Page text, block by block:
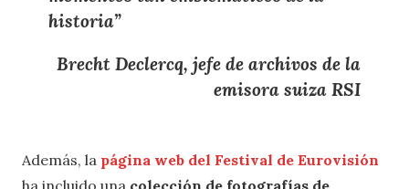
historia”
Brecht Declercq, jefe de archivos de la
emisora suiza RSI
Además, la página web del Festival de Eurovisión
ha incluido una colección de fotografías de